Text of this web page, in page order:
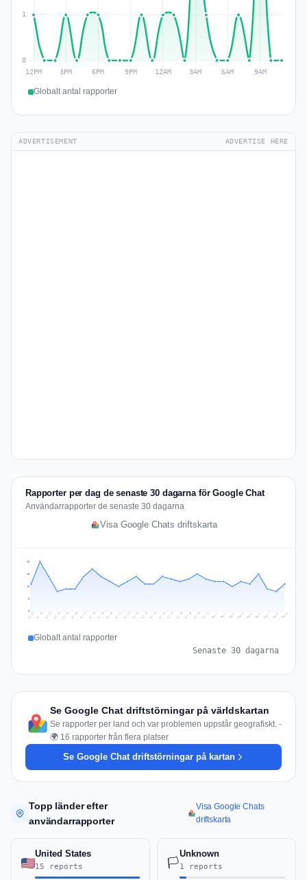
Globalt antal rapporter
ADVERTISEMENT ADVERTISE HERE
Rapporter per dag de senaste 30 dagarna för Google Chat
Användarrapporter de senaste 30 dagarna
Visa Google Chats driftskarta
10
15
20
Jul 11 Jul 12 Jul 13 Jul 14 Jul 15 Jul 16 Jul 17 Jul 18 Jul 19 Jul 20 Jul 21 Jul 22 Jul 23 Jul 24 Jul 25 Jul 26 Jul 27 Jul 28 Jul 29 Jul 30 Jul 31 Aug 1 Aug 2 Aug 3 Aug 4 Aug 5 Aug 6 Aug 7 Aug 8 Aug 9
Globalt antal rapporter
Senaste 30 dagarna
Se Google Chat driftstörningar på världskartan
Se rapporter per land och var problemen uppstår geografiskt. -
🌍 16 rapporter från flera platser
Se Google Chat driftstörningar på kartan
Topp länder efter
användarrapporter
Visa Google Chats
driftskarta
United States
15 reports 🏳️
Unknown
1 reports